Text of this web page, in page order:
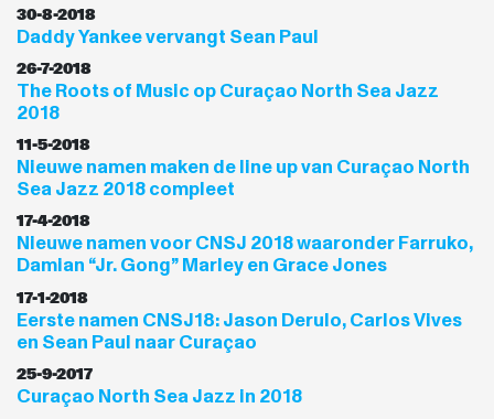
30-8-2018
Daddy Yankee vervangt Sean Paul
26-7-2018
The Roots of Music op Curaçao North Sea Jazz
2018
11-5-2018
Nieuwe namen maken de line up van Curaçao North
Sea Jazz 2018 compleet
17-4-2018
Nieuwe namen voor CNSJ 2018 waaronder Farruko,
Damian “Jr. Gong” Marley en Grace Jones
17-1-2018
Eerste namen CNSJ18: Jason Derulo, Carlos Vives
en Sean Paul naar Curaçao
25-9-2017
Curaçao North Sea Jazz in 2018